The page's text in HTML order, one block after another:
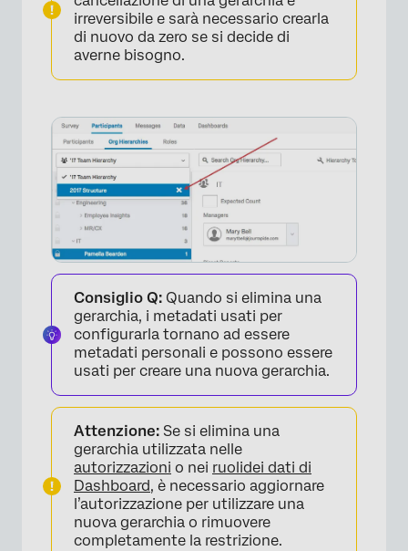
irreversibile e sarà necessario crearla
di nuovo da zero se si decide di
averne bisogno.
Consiglio Q: Quando si elimina una
gerarchia, i metadati usati per
configurarla tornano ad essere
metadati personali e possono essere
usati per creare una nuova gerarchia.
Attenzione: Se si elimina una
gerarchia utilizzata nelle
autorizzazioni o nei ruolidei dati di
Dashboard, è necessario aggiornare
l’autorizzazione per utilizzare una
nuova gerarchia o rimuovere
completamente la restrizione.